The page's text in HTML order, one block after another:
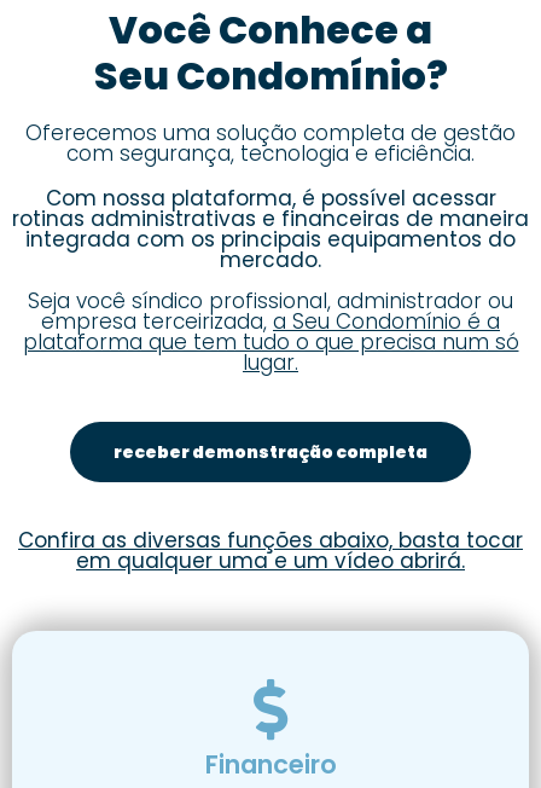
Você Conhece a
Seu Condomínio?
Oferecemos uma solução completa de gestão
com segurança, tecnologia e eficiência.
Com nossa plataforma, é possível acessar
rotinas administrativas e financeiras de maneira
integrada com os principais equipamentos do
mercado.
Seja você síndico profissional, administrador ou
empresa terceirizada, a Seu Condomínio é a
plataforma que tem tudo o que precisa num só
lugar.
receber demonstração completa
Confira as diversas funções abaixo, basta tocar
em qualquer uma e um vídeo abrirá.
Financeiro